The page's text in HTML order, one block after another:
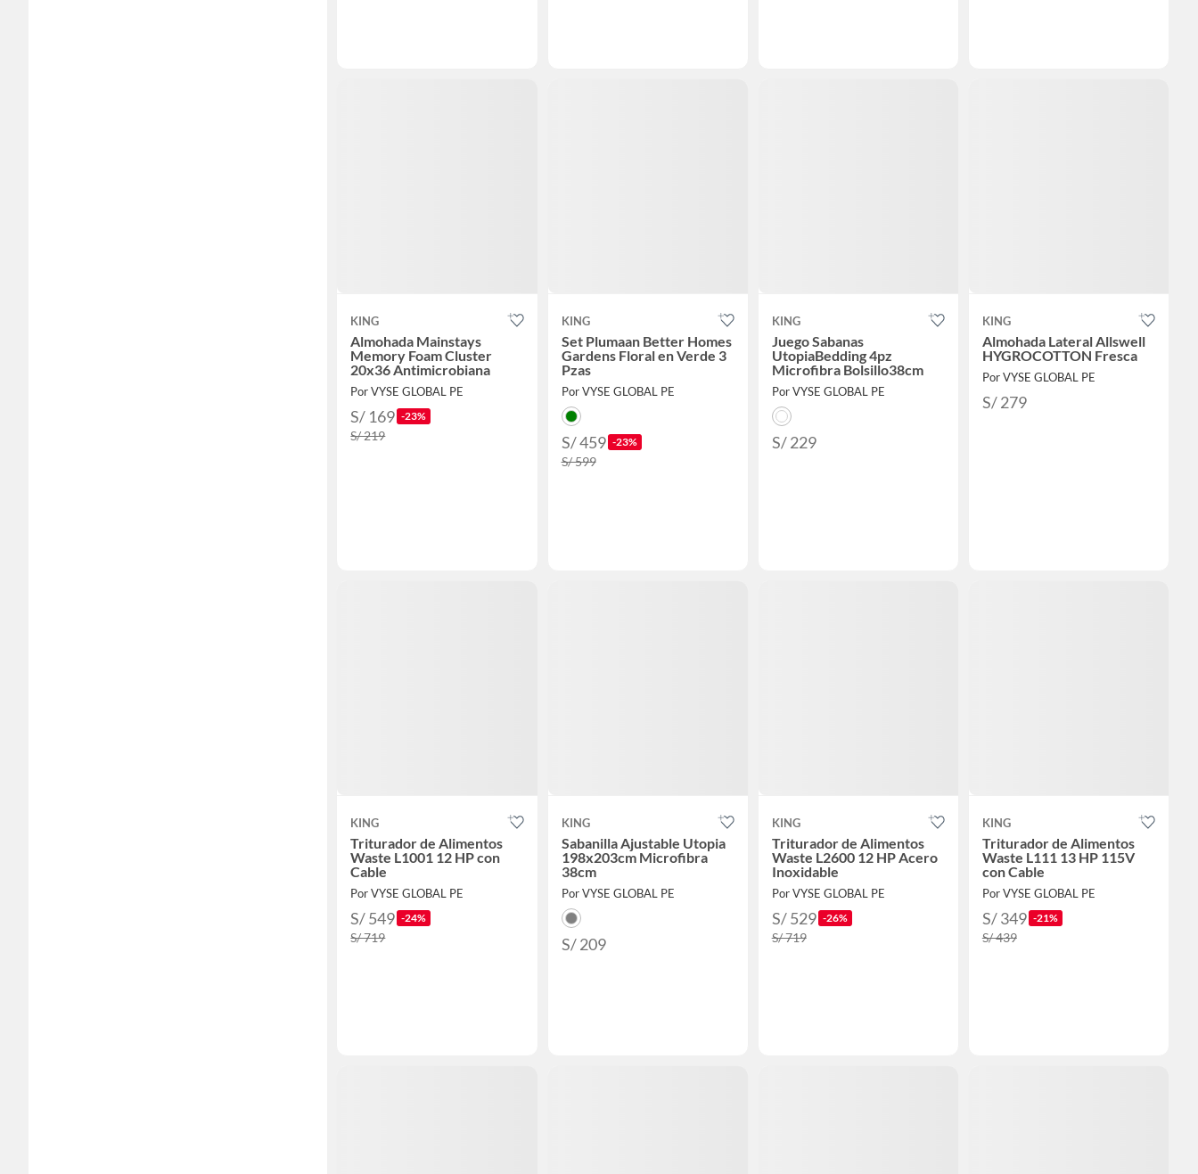
KING
Almohada Mainstays
Memory Foam Cluster
20x36 Antimicrobiana
Por VYSE GLOBAL PE
S/ 169 -23%
S/ 219
KING
Set Plumaan Better Homes
Gardens Floral en Verde 3
Pzas
Por VYSE GLOBAL PE
S/ 459 -23%
S/ 599
KING
Juego Sabanas
UtopiaBedding 4pz
Microfibra Bolsillo38cm
Por VYSE GLOBAL PE
S/ 229
KING
Almohada Lateral Allswell
HYGROCOTTON Fresca
Por VYSE GLOBAL PE
S/ 279
KING
Triturador de Alimentos
Waste L1001 12 HP con
Cable
Por VYSE GLOBAL PE
S/ 549 -24%
S/ 719
KING
Sabanilla Ajustable Utopia
198x203cm Microfibra
38cm
Por VYSE GLOBAL PE
S/ 209
KING
Triturador de Alimentos
Waste L2600 12 HP Acero
Inoxidable
Por VYSE GLOBAL PE
S/ 529 -26%
S/ 719
KING
Triturador de Alimentos
Waste L111 13 HP 115V
con Cable
Por VYSE GLOBAL PE
S/ 349 -21%
S/ 439